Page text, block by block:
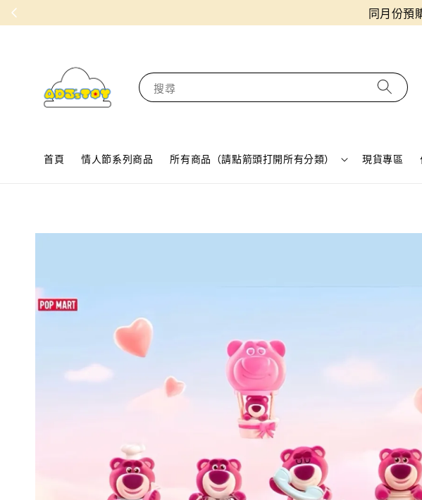
同月份預
搜尋
首頁 情人節系列商品 所有商品（請點箭頭打開所有分類） 現貨專區